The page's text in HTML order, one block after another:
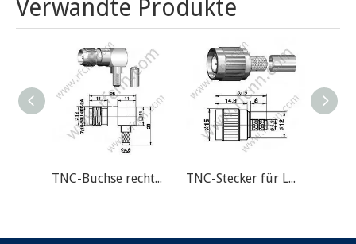
Verwandte Produkte
TNC-Buchse rechtwinklig für RG58 RF-Anschluss TNC-Stecker für LMR200 RF-Anschluss